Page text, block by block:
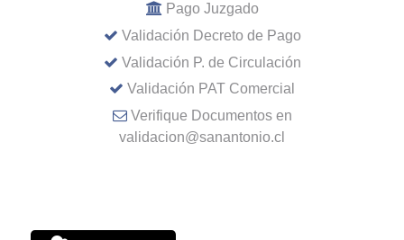
Pago Juzgado
Validación Decreto de Pago
Validación P. de Circulación
Validación PAT Comercial
Verifique Documentos en
validacion@sanantonio.cl